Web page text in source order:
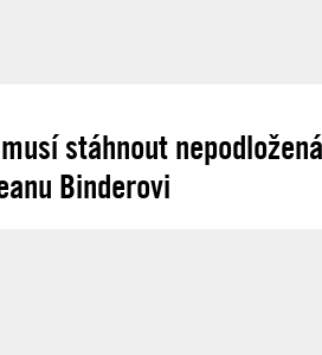
stáhnout
Binderovi